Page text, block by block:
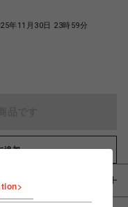
年11月30日 23時59分
追加